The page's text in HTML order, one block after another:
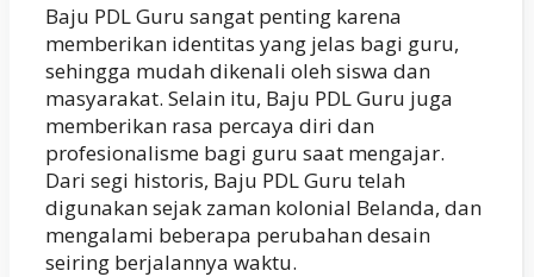
Baju PDL Guru sangat penting karena
memberikan identitas yang jelas bagi guru,
sehingga mudah dikenali oleh siswa dan
masyarakat. Selain itu, Baju PDL Guru juga
memberikan rasa percaya diri dan
profesionalisme bagi guru saat mengajar.
Dari segi historis, Baju PDL Guru telah
digunakan sejak zaman kolonial Belanda, dan
mengalami beberapa perubahan desain
seiring berjalannya waktu.